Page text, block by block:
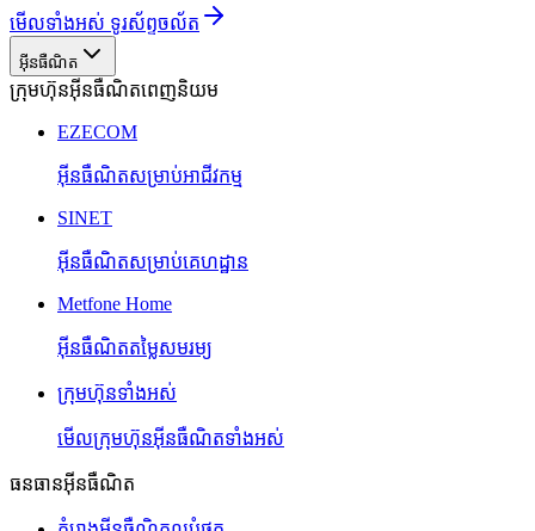
មើលទាំងអស់ ទូរស័ព្ទចល័ត
អ៊ីនធឺណិត
ក្រុមហ៊ុនអ៊ីនធឺណិតពេញនិយម
EZECOM
អ៊ីនធឺណិតសម្រាប់អាជីវកម្ម
SINET
អ៊ីនធឺណិតសម្រាប់គេហដ្ឋាន
Metfone Home
អ៊ីនធឺណិតតម្លៃសមរម្យ
ក្រុមហ៊ុនទាំងអស់
មើលក្រុមហ៊ុនអ៊ីនធឺណិតទាំងអស់
ធនធានអ៊ីនធឺណិត